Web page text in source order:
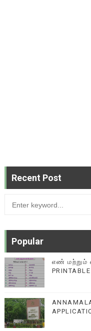
Recent Post
Popular
எண் மற்றும்